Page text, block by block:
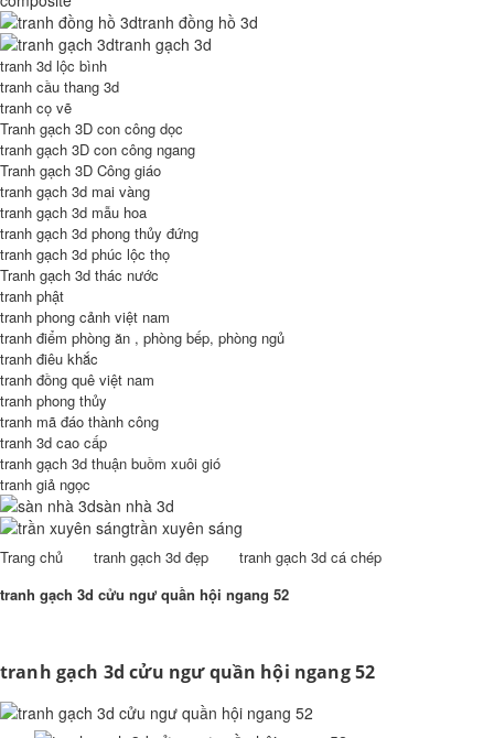
tranh đồng hồ 3d
tranh gạch 3d
tranh 3d lộc bình
tranh cầu thang 3d
tranh cọ vẽ
Tranh gạch 3D con công dọc
tranh gạch 3D con công ngang
Tranh gạch 3D Công giáo
tranh gạch 3d mai vàng
tranh gạch 3d mẫu hoa
tranh gạch 3d phong thủy đứng
tranh gạch 3d phúc lộc thọ
Tranh gạch 3d thác nước
tranh phật
tranh phong cảnh việt nam
tranh điểm phòng ăn , phòng bếp, phòng ngủ
tranh điêu khắc
tranh đồng quê việt nam
tranh phong thủy
tranh mã đáo thành công
tranh 3d cao cấp
tranh gạch 3d thuận buồm xuôi gió
tranh giả ngọc
sàn nhà 3d
trần xuyên sáng
Trang chủ tranh gạch 3d đẹp
tranh gạch 3d cá chép
tranh gạch 3d cửu ngư quần hội ngang 52
tranh gạch 3d cửu ngư quần hội ngang 52